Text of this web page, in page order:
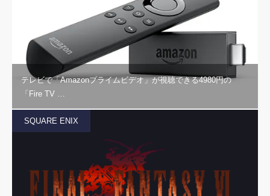
テレビで「Amazonプライムビデオ」が視聴できる4980円の
「Fire TV …
SQUARE ENIX